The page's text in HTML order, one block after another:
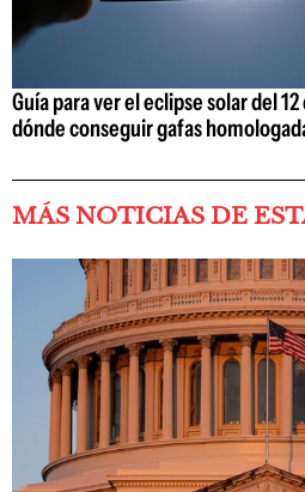
Guía para ver el eclipse solar del
dónde conseguir gafas
MÁS NOTICIAS DE